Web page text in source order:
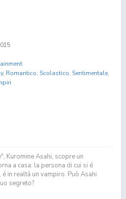
, Romantico, Scolastico, Sentimentale,
Kuromine Asahi, scopre un
a casa: la persona di cui si é
in realtá un vampiro. Può Asahi
segreto?